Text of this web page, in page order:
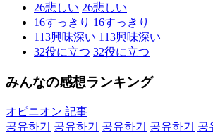
26悲しい 26悲しい
16すっきり 16すっきり
113興味深い 113興味深い
32役に立つ 32役に立つ
みんなの感想ランキング
オピニオン 記事
공유하기
공유하기 공유하기 공유하기
공